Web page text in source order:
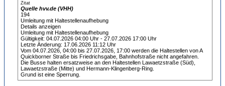
Zitat
Quelle hvv.de (VHH)
194
Umleitung mit Haltestellenaufhebung
Details anzeigen
Umleitung mit Haltestellenaufhebung
Gültigkeit: 04.07.2026 04:00 Uhr - 27.07.2026 17:00 Uhr
Letzte Änderung: 17.06.2026 11:12 Uhr
Vom 04.07.2026, 04:00 bis 27.07.2026, 17:00 werden die Haltestellen von A
Quickborner Straße bis Friedrichsgabe, Bahnhofstraße nicht angefahren.
Die Busse halten ersatzweise an den Haltestellen Lawaetzstraße (Süd),
Lawaetzstraße (Mitte) und Hermann-Klingenberg-Ring.
Grund ist eine Sperrung.